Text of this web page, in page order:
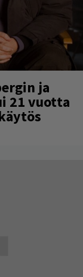
ja
21 vuotta